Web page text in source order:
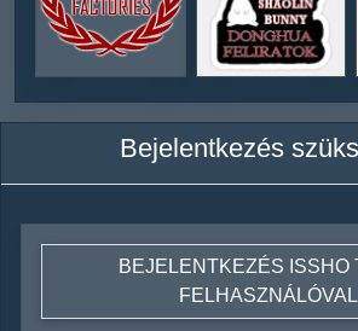
Bejelentkezés
BEJELENTKEZÉS ISSHO